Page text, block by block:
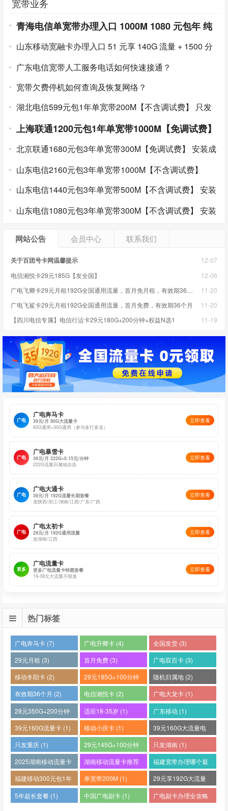
性价比卡对比
宽带业务
青海电信单宽带办理入口 1000M 1080 元包年 纯
宽带不绑手机卡 2026 年最新上线
山东移动宽融卡办理入口 51 元享 140G 流量 + 1500 分
广东电信宽带人工服务电话如何快速接通？
宽带欠费停机如何查询及恢复网络？
湖北电信599元包1年单宽带200M【不含调试费】 只发
上海联通1200元包1年单宽带1000M【免调试费】
安装成功后收费
北京联通1680元包3年单宽带300M【免调试费】 安装成
山东电信2160元包3年单宽带1000M【不含调试费】
山东电信1440元包3年单宽带500M【不含调试费】 安装
山东电信1080元包3年单宽带300M【不含调试费】 安装
网站公告 会员中心 联系我们
12-07
关于百团号卡网温馨提示
12-06
电信湘悦卡29元185G【发全国】
11-20
广电飞卿卡29元月租192G全国通用流量，首月免月租，有效期36个月，本地归属
11-20
广电飞鲨卡29元月租192G全国通用流量，首月免费，有效期36个月
11-19
【四川电信专属】电信行运卡29元180G+200分钟+权益N选1
广电
广电奔马卡
39元/月 90G大流量卡
60G通用+30G通用（参与多打多送）
立即查看
广电
广电暴雪卡
39元/月 222G+0.15元/分钟
222G流量归属地自选
立即查看
广电
广电大通卡
39元/月 192G流量长期套餐
发陕西/浙江/湖南/江西/广东/广西
立即查看
广电
广电太初卡
29元/月 192G通用流量
发湖南/江西
立即查看
更多
广电流量卡
更多广电流量卡特惠套餐
19-39元大流量不限速
立即查看
热门标签
广电奔马卡 (7) 广电升卿卡 (4)
全国发货 (3)
29元月租 (3)
首月免费 (3)
广电双百卡 (3)
移动冬阳卡 (2)
29元185G+100分钟
(2)
随机归属地 (2)
有效期36个月 (2)
电信湘悦卡 (2)
广电大龙卡 (1)
28元350G+200分钟
(1)
适应18-35岁 (1)
广东移动 (1)
39元160G流量卡 (1)
移动小庆卡 (1)
39元160G大流量电
话卡 (1)
只发重庆 (1)
29元145G+100分钟
(1)
只发湖南 (1)
2025湖南移动流量卡
哪个好 (1)
湖南移动流量卡推荐
(1)
福建宽带办理哪个最
便宜 (1)
福建移动300元包1年
(1)
单宽带200M (1)
29元享192G大流量
(1)
5年超长套餐 (1) 中国广电副卡 (1)
广电副卡办理全攻略